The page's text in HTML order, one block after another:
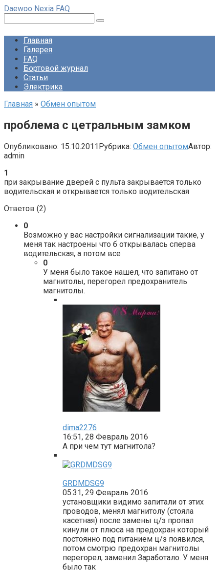
Перейти
контенту
Daewoo Nexia FAQ
Главная
Галерея
FAQ
Бортовой журнал
Статьи
Электрика
Главная » Обмен опытом
проблема с цетральным замком
Опубликовано: 15.10.2011Рубрика: Обмен опытомАвтор:
admin
1
при закрывание дверей с пульта закрывается только
водительская и открывается только водительская
Ответов (2)
0
Возможно у вас настройки сигнализации такие, у
меня так настроены что б открывалась сперва
водительская, а потом все
0
У меня было такое нашел, что запитано от
магнитолы, перегорел предохранитель
магнитолы.
dima2276
16:51, 28 Февраль 2016
А при чем тут магнитола?
GRDMDSG9
05:31, 29 Февраль 2016
установщики видимо запитали от этих
проводов, менял магнитолу (стояла
касетная) после замены ц/з пропал
кинули от плюса на предохран который
постоянно под питанием ц/з появился,
потом смотрю предохран магнитолы
перегорел, заменил Заработало. У меня
было так